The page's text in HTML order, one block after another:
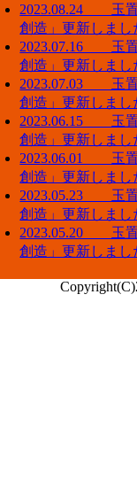
2023.08.24 玉置
創造」更新しまし
2023.07.16 玉置
創造」更新しまし
2023.07.03 玉置
創造」更新しまし
2023.06.15 玉置
創造」更新しまし
2023.06.01 玉置
創造」更新しまし
2023.05.23 玉置
創造」更新しまし
2023.05.20 玉置
創造」更新しまし